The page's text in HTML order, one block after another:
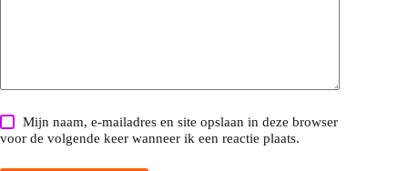
Mijn naam, e-mailadres en site opslaan in deze browser
voor de volgende keer wanneer ik een reactie plaats.